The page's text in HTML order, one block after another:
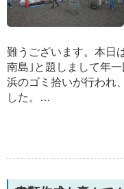
難うございます。本日
南島｣と題しまして年
浜のゴミ拾いが行われ
した。…